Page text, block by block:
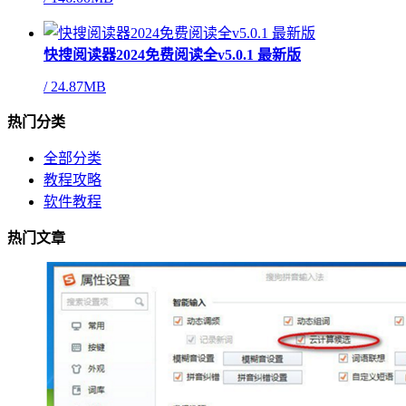
快搜阅读器2024免费阅读全v5.0.1 最新版
/24.87MB
热门分类
全部分类
教程攻略
软件教程
热门文章